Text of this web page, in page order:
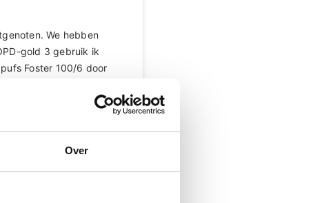
Over
We hebben
gold 3 gebruik ik
Foster 100/6 door
een tijdje 200/6
Niets is zo vervelend
hebben.